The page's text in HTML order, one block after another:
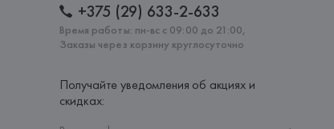
+375 (29) 633-2-633
Время работы: пн-вс с 09:00 до 21:00,
Заказы через корзину круглосуточно
Получайте уведомления об акциях и
скидках: